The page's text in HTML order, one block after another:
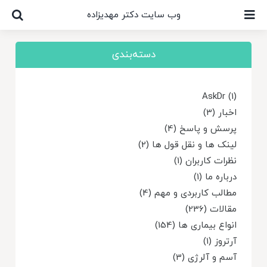
Skip
content
وب سایت دکتر مهدیزاده
دسته‌بندی
AskDr (1)
اخبار (3)
پرسش و پاسخ (4)
لینک ها و نقل قول ها (2)
نظرات کاربران (1)
درباره ما (1)
مطالب کاربردی و مهم (4)
مقالات (236)
انواع بیماری ها (154)
آرتروز (1)
آسم و آلرژی (3)